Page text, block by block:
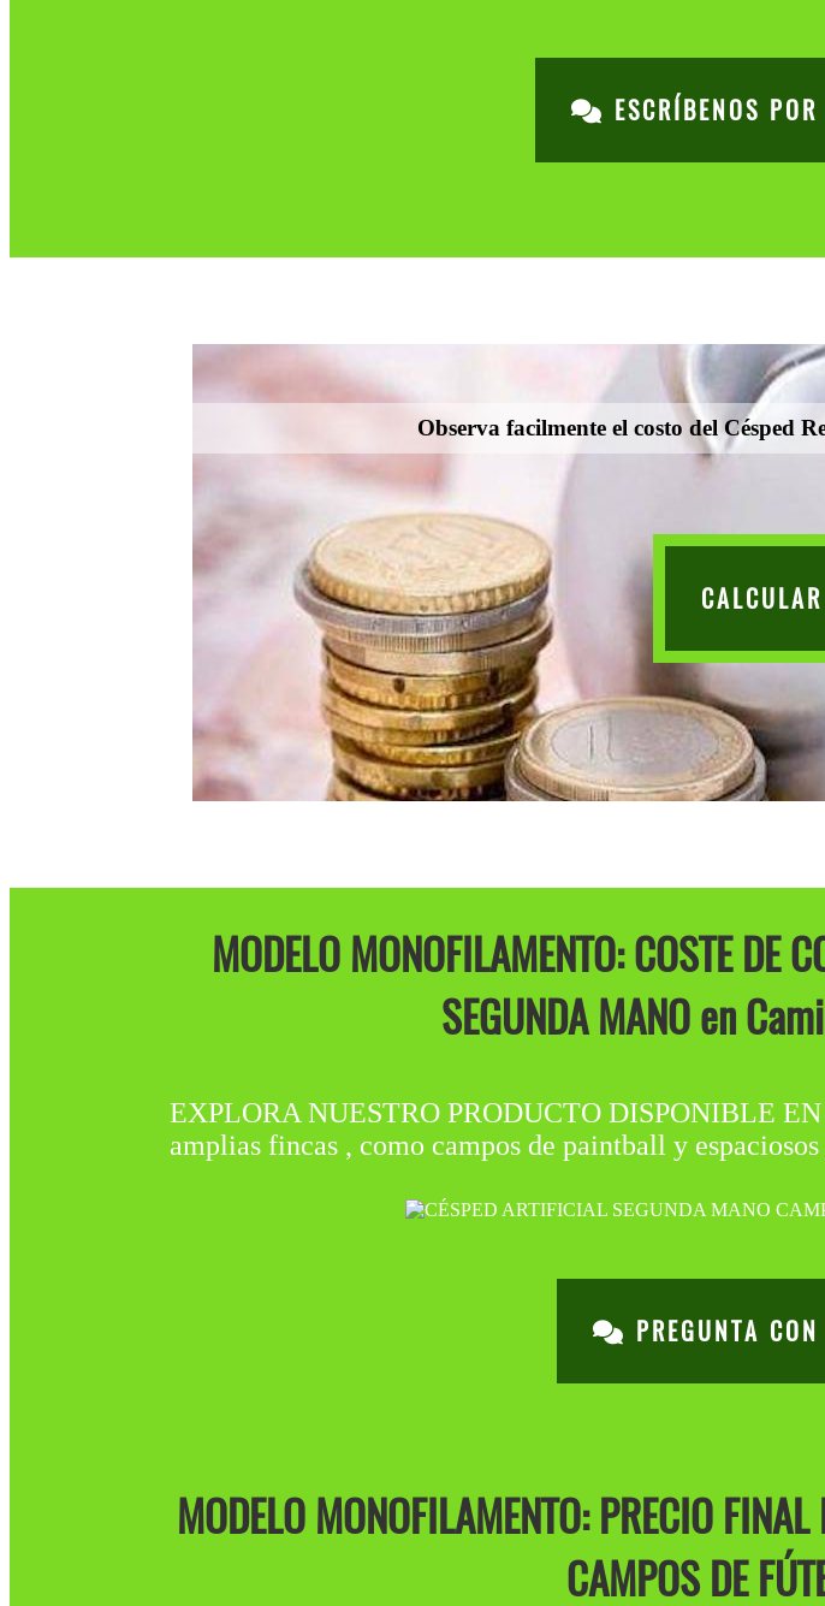
ESCRÍBENOS
Observa facilmente el costo del Césped
MODELO MONOFILAMENTO: COSTE DE
SEGUNDA MANO en
EXPLORA NUESTRO PRODUCTO DISPONIBLE
amplias fincas , como campos de paintball y
PREGUNTA
MODELO MONOFILAMENTO: PRECIO
CAMPOS DE